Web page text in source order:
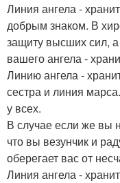
Линия ангела -
добрым знаком. В
защиту высших сил, а
вашего ангела -
Линию ангела -
сестра и линия
у всех.
В случае если же вы
что вы везунчик и
оберегает вас от
Линия ангела -